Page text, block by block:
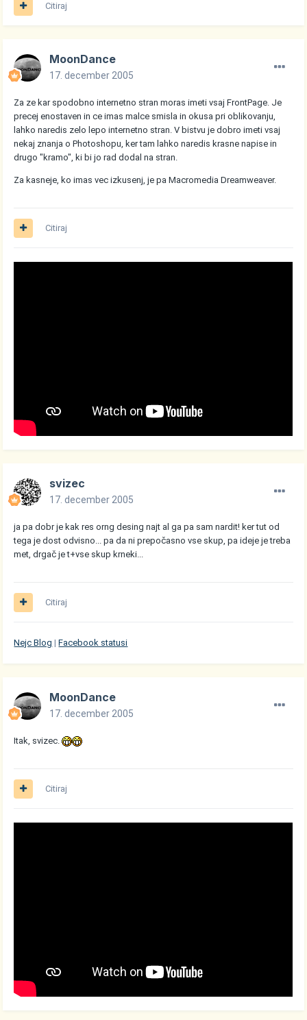
Citiraj
MoonDance
17. december 2005
Za ze kar spodobno internetno stran moras imeti vsaj FrontPage. Je
precej enostaven in ce imas malce smisla in okusa pri oblikovanju,
lahko naredis zelo lepo internetno stran. V bistvu je dobro imeti vsaj
nekaj znanja o Photoshopu, ker tam lahko naredis krasne napise in
drugo "kramo", ki bi jo rad dodal na stran.
Za kasneje, ko imas vec izkusenj, je pa Macromedia Dreamweaver.
Citiraj
svizec
17. december 2005
ja pa dobr je kak res orng desing najt al ga pa sam nardit! ker tut od
tega je dost odvisno... pa da ni prepočasno vse skup, pa ideje je treba
met, drgač je t+vse skup krneki...
Citiraj
Nejc Blog |Facebook statusi
MoonDance
17. december 2005
Itak, svizec.
Citiraj